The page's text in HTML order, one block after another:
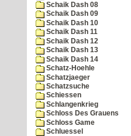
Schaik Dash 08
Schaik Dash 09
Schaik Dash 10
Schaik Dash 11
Schaik Dash 12
Schaik Dash 13
Schaik Dash 14
Schatz-Hoehle
Schatzjaeger
Schatzsuche
Schiessen
Schlangenkrieg
Schloss Des Grauens
Schloss Game
Schluessel